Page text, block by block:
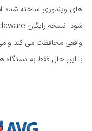
واقعی محافظت می کند و می
با این حال فقط به